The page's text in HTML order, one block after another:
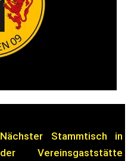
Nächster Stammtisch in
der Vereinsgaststätte